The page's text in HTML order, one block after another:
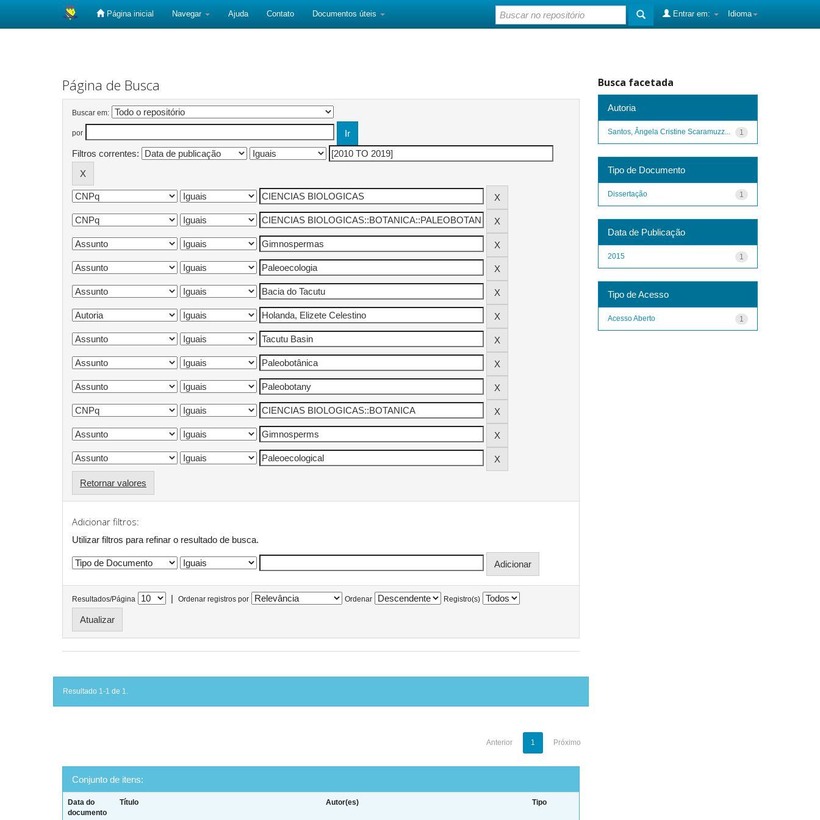
Página inicial Navegar Ajuda Contato Documentos úteis Idioma
Entrar em:
Página de Busca
Buscar em:
por
Filtros correntes:
Retornar valores
Adicionar filtros:
Utilizar filtros para refinar o resultado de busca.
Resultados/Página | Ordenar registros por Ordenar Registro(s)
Resultado 1-1 de 1.
Anterior 1 Próximo
Conjunto de itens:
Data do
documento
Título Autor(es) Tipo
Busca facetada
Autoria
1
Santos, Ângela Cristine Scaramuzz...
Tipo de Documento
1
Dissertação
Data de Publicação
1
2015
Tipo de Acesso
1
Acesso Aberto